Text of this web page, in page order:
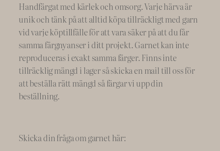
Handfärgat med kärlek och omsorg. Varje härva är
unik och tänk på att alltid köpa tillräckligt med garn
vid varje köptillfälle för att vara säker på att du får
samma färgnyanser i ditt projekt. Garnet kan inte
reproduceras i exakt samma färger. Finns inte
tillräcklig mängd i lager så skicka en mail till oss för
att beställa rätt mängd så färgar vi upp din
beställning.
Skicka din fråga om garnet här: